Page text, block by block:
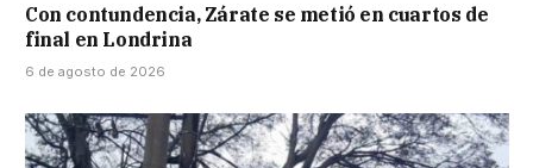
Con contundencia, Zárate se metió en cuartos de
final en Londrina
6 de agosto de 2026